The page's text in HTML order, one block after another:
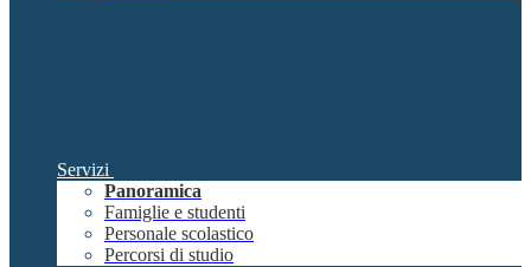
Servizi
Panoramica
Famiglie e studenti
Personale scolastico
Percorsi di studio